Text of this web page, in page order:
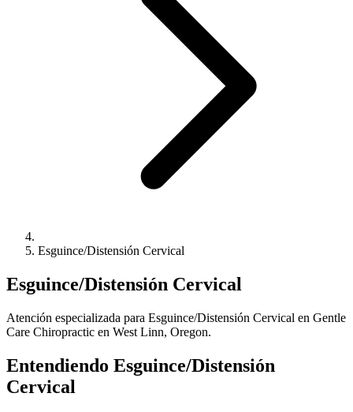
Esguince/Distensión Cervical
Esguince/Distensión Cervical
Atención especializada para Esguince/Distensión Cervical en Gentle
Care Chiropractic en West Linn, Oregon.
Entendiendo Esguince/Distensión
Cervical